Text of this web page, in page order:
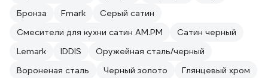
Бронза
Fmark
Серый сатин
Смесители для кухни сатин AM.PM
Сатин черный
Lemark
IDDIS
Оружейная сталь/черный
Вороненая сталь
Черный золото
Глянцевый хром